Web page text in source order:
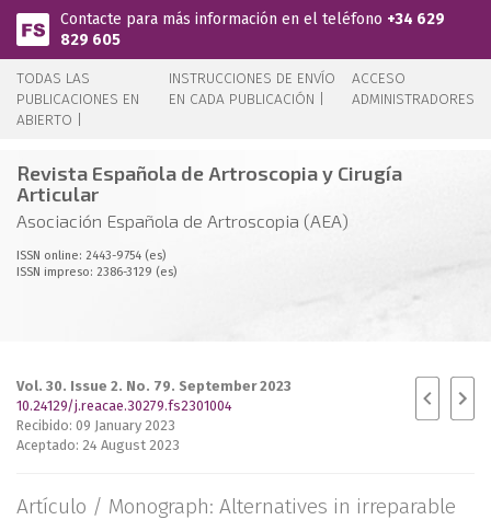
Pasar al contenido principal
Contacte para más información en el teléfono +34 629
829 605
TODAS LAS
PUBLICACIONES EN
ABIERTO |
INSTRUCCIONES DE ENVÍO
EN CADA PUBLICACIÓN |
ACCESO
ADMINISTRADORES
Revista Española de Artroscopia y Cirugía
Articular
Asociación Española de Artroscopia (AEA)
ISSN online: 2443-9754 (es)
ISSN impreso: 2386-3129 (es)
Vol. 30. Issue 2. No. 79. September 2023
10.24129/j.reacae.30279.fs2301004
Recibido: 09 January 2023
Aceptado: 24 August 2023
Artículo / Monograph: Alternatives in irreparable